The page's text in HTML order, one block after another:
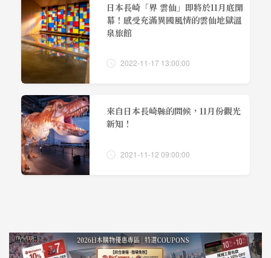
日本長崎「界 雲仙」即將於11月底開
幕！感受充滿異國風情的雲仙地獄溫
泉旅館
2022-11-17 13:00:00
來自日本長崎縣的問候，11月份觀光
新知！
2021-11-12 09:00:00